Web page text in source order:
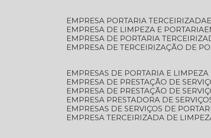
EMPRESA PORTARIA TERCEIRIZADA
EMPRESA DE LIMPEZA E PORTARIA
EMPRESA DE PORTARIA
EMPRESA DE TERCEIRIZAÇÃO DE
EMPRESAS DE PORTARIA E
EMPRESA DE PRESTAÇÃO DE
EMPRESA DE PRESTAÇÃO DE
EMPRESA PRESTADORA DE
EMPRESAS DE SERVIÇOS DE
EMPRESA TERCEIRIZADA DE